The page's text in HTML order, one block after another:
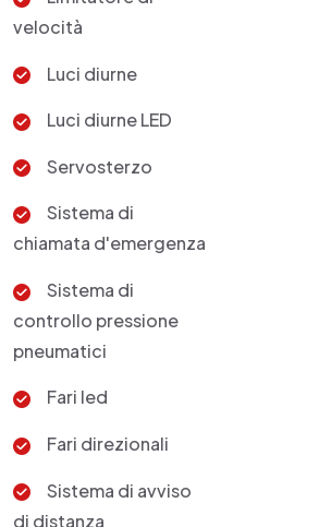
velocità
Luci diurne
Luci diurne LED
Servosterzo
Sistema di
chiamata d'emergenza
Sistema di
controllo pressione
pneumatici
Fari led
Fari direzionali
Sistema di avviso
di distanza